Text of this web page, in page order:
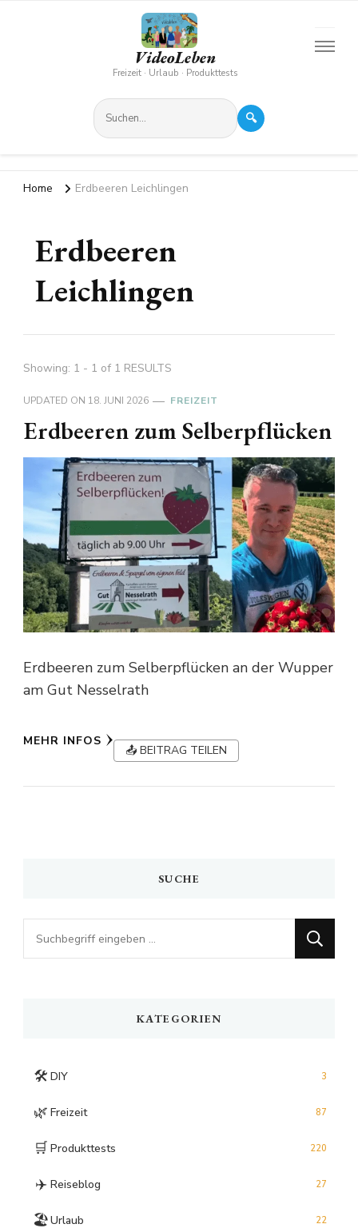
VideoLeben
Freizeit · Urlaub · Produkttests
🔍
Home Erdbeeren Leichlingen
Erdbeeren
Leichlingen
Showing: 1 - 1 of 1 RESULTS
UPDATED ON 18. JUNI 2026 FREIZEIT
Erdbeeren zum Selberpflücken
Erdbeeren zum Selberpflücken an der Wupper
am Gut Nesselrath
MEHR INFOS
📤 BEITRAG TEILEN
SUCHE
Looking
for
KATEGORIEN
🛠️ DIY 3
🌿 Freizeit 87
🛒 Produkttests 220
✈️ Reiseblog 27
🏖️Urlaub 22